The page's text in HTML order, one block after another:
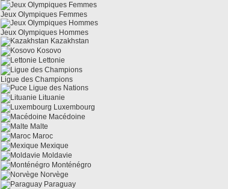
Jeux Olympiques Femmes
Jeux Olympiques Hommes
Kazakhstan
Kosovo
Lettonie
Ligue des Champions
Ligue des Nations
Lituanie
Luxembourg
Macédoine
Malte
Maroc
Mexique
Moldavie
Monténégro
Norvège
Paraguay